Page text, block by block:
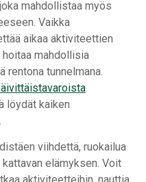
mahdollistaa myös
Vaikka
aikaa aktiviteettien
mahdollisia
tunnelmana.
löydät kaiken
viihdettä, ruokailua
elämyksen. Voit
aktiviteetteihin, nauttia